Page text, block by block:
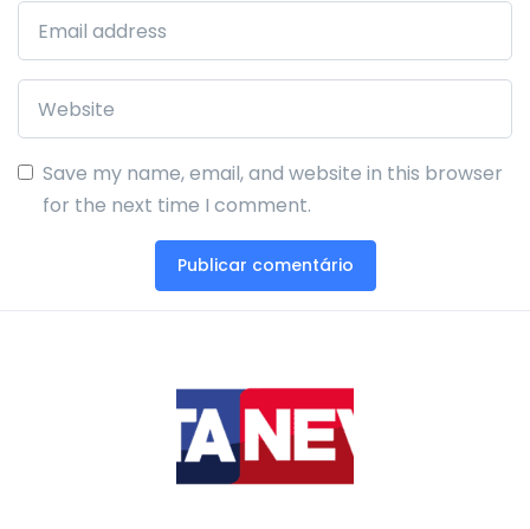
Save my name, email, and website in this browser
for the next time I comment.